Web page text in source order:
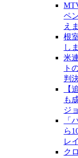
ペ
え
根
し
米
ト
判
【
も
ジ
「
ら
レ
ク